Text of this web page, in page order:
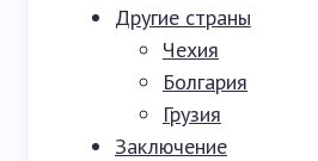
Другие страны
Чехия
Болгария
Грузия
Заключение